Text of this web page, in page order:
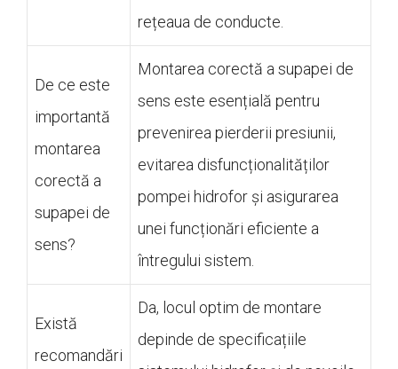
rețeaua de conducte.
De ce este
importantă
montarea
corectă a
supapei de
sens?
Montarea corectă a supapei de
sens este esențială pentru
prevenirea pierderii presiunii,
evitarea disfuncționalităților
pompei hidrofor și asigurarea
unei funcționări eficiente a
întregului sistem.
Există
recomandări
Da, locul optim de montare
depinde de specificațiile